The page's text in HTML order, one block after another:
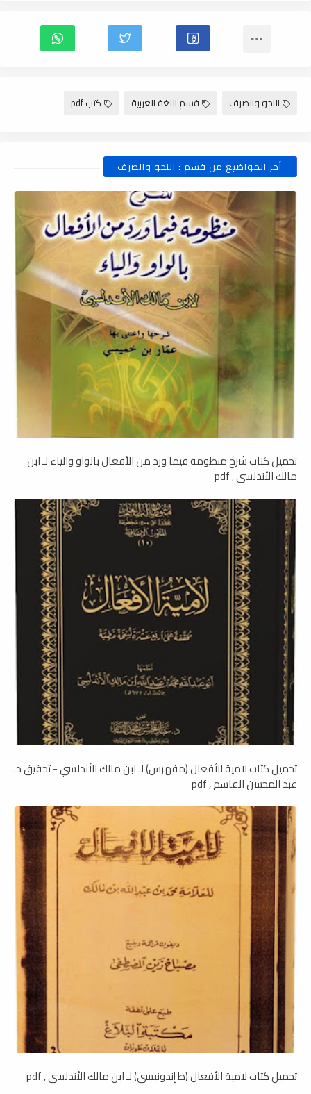
النحو والصرف قسم اللغة العربية كتب pdf
أخر المواضيع من قسم : النحو والصرف
تحميل كتاب شرح منظومة فيما ورد من الأفعال بالواو والياء لـ ابن
مالك الأندلسي , pdf
تحميل كتاب لامية الأفعال (مفهرس) لـ ابن مالك الأندلسي - تحقيق د.
عبد المحسن القاسم , pdf
تحميل كتاب لامية الأفعال (ط إندونيسي) لـ ابن مالك الأندلسي , pdf